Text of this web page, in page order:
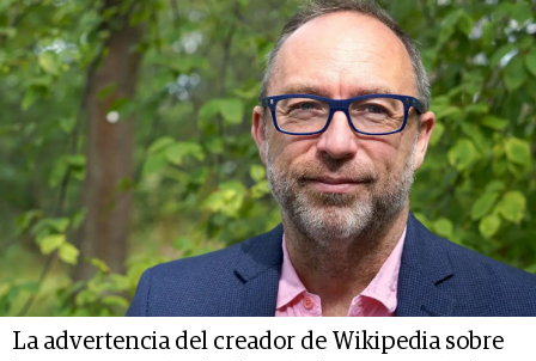
La advertencia del creador de Wikipedia sobre